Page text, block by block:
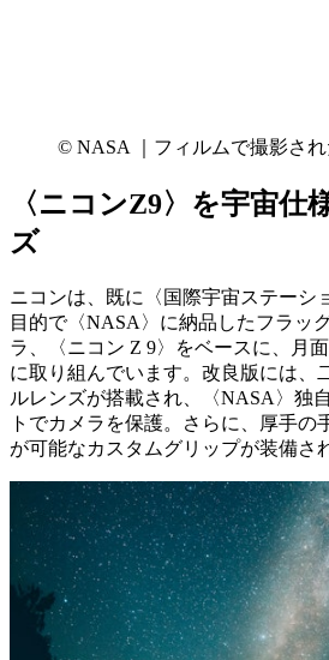
© NASA ｜フィルムで撮影さ
〈ニコンZ9〉を宇宙仕
ズ
ニコンは、既に〈国際宇宙ステーシ
目的で〈NASA〉に納品したフラッ
ラ、〈ニコン Z 9〉をベースに、月
に取り組んでいます。改良版には、
ルレンズが搭載され、〈NASA〉独
トでカメラを保護。さらに、厚手の
が可能なカスタムグリップが装備さ